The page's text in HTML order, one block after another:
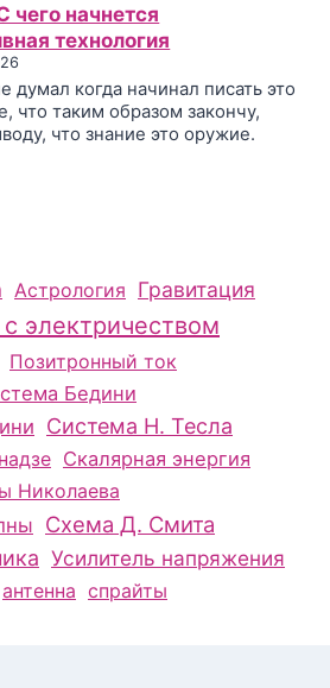
чего начнется
технология
думал когда начинал писать это
что таким образом закончу,
что знание это оружие.
Астрология Гравитация
электричеством
Позитронный ток
Бедини
Система Н. Тесла
Скалярная энергия
Николаева
Схема Д. Смита
Усилитель напряжения
антенна спрайты